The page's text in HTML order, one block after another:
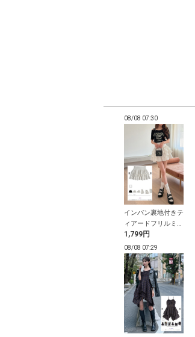
08/08 07:30
インパン裏地付きテ
ィアードフリルミニ
スカート
1,799円
08/08 07:29